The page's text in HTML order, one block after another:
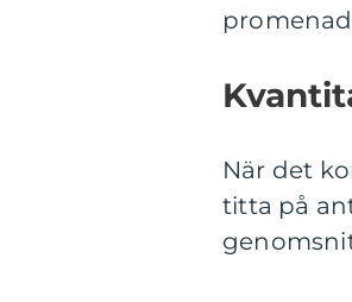
När det
titta på